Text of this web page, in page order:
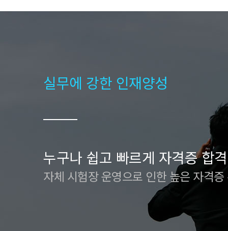
실무에 강한 인재양성
누구나 쉽고 빠르게 자격증 합
자체 시험장 운영으로 인한 높은 자격